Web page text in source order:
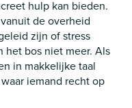
hulp kan bieden.
de overheid
zijn of stress
het bos niet meer. Als
in makkelijke taal
iemand recht op